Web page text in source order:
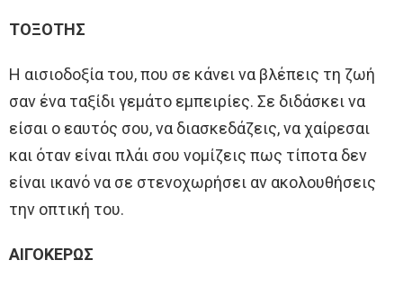
ΤΟΞΟΤΗΣ
Η αισιοδοξία του, που σε κάνει να βλέπεις τη ζωή
σαν ένα ταξίδι γεμάτο εμπειρίες. Σε διδάσκει να
είσαι ο εαυτός σου, να διασκεδάζεις, να χαίρεσαι
και όταν είναι πλάι σου νομίζεις πως τίποτα δεν
είναι ικανό να σε στενοχωρήσει αν ακολουθήσεις
την οπτική του.
ΑΙΓΟΚΕΡΩΣ